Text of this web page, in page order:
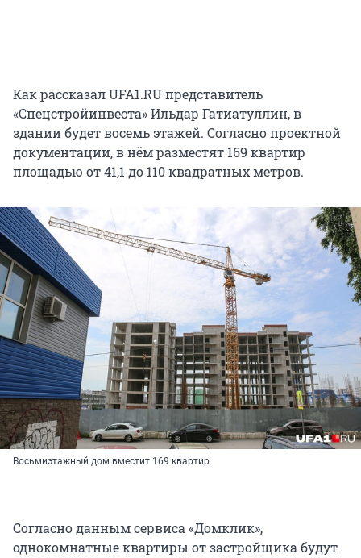
Как рассказал UFA1.RU представитель
«Спецстройинвеста» Ильдар Гатиатуллин, в
здании будет восемь этажей. Согласно проектной
документации, в нём разместят 169 квартир
площадью от 41,1 до 110 квадратных метров.
Восьмиэтажный дом вместит 169 квартир
Согласно данным сервиса «Домклик»,
однокомнатные квартиры от застройщика будут